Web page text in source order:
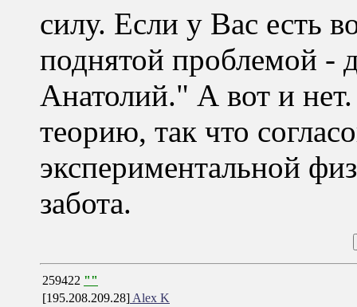
силу. Если у Вас есть
поднятой проблемой -
Анатолий." А вот и
теорию, так что
экспериментальной
забота.
259422 ""
[195.208.209.28] Alex K